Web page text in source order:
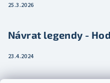
25.3.2026
Návrat legendy -
23.4.2024